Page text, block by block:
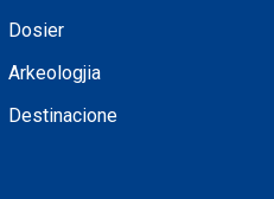
Dosier
Arkeologjia
Destinacione